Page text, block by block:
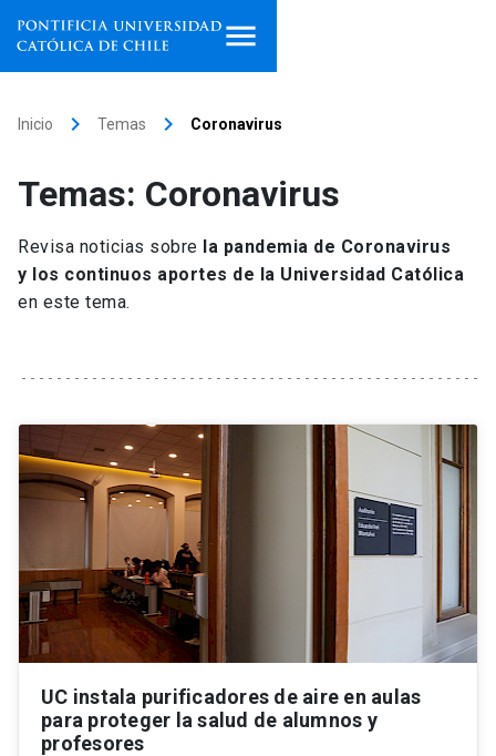
Facultades, escuelas e
institutos
Investigación
Vinculación
Universidad
Información para
Futuros estudiantes
Académicos
Go to english site
Admisión launch
Inicio keyboard_arrow_right Temas keyboard_arrow_right Coronavirus
Temas: Coronavirus
Revisa noticias sobre la pandemia de Coronavirus
y los continuos aportes de la Universidad Católica
en este tema.
UC instala purificadores de aire en aulas
para proteger la salud de alumnos y
profesores